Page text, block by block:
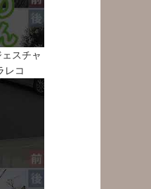
スチャ
レコ